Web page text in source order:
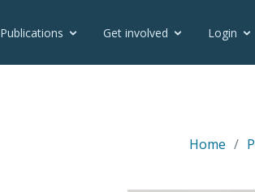
Publications Get involved Login
Home